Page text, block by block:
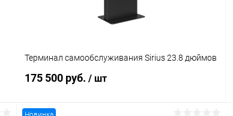
Терминал самообслуживания Sirius 23.8 дюймов
175 500 руб. / шт